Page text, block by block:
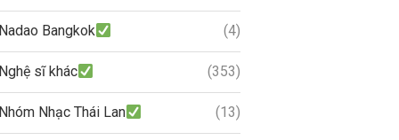
Nadao Bangkok (4)
Nghệ sĩ khác (353)
Nhóm Nhạc Thái Lan (13)